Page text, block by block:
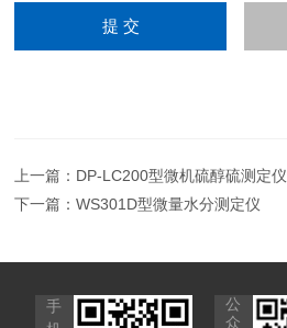
上一篇： DP-LC200型微机硫醇硫测定仪
下一篇：WS301D型微量水分测定仪
手
公
众